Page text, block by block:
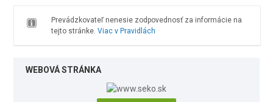
Prevádzkovateľ nenesie zodpovednosť za informácie na
tejto stránke. Viac v Pravidlách
WEBOVÁ STRÁNKA